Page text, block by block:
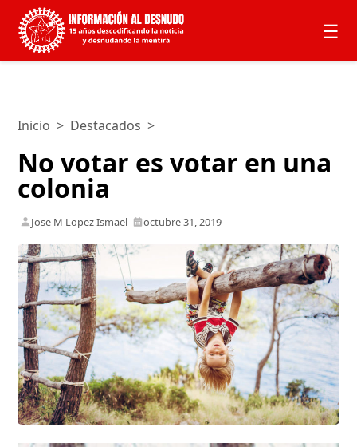
☰
Inicio > Destacados >
No votar es votar en una
colonia
Jose M Lopez Ismael octubre 31, 2019